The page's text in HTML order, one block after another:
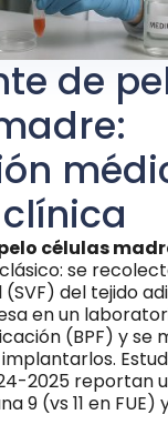
de
células
se
del tejido
en un
(BPF) y se
2025 reportan
9 (vs 11 en